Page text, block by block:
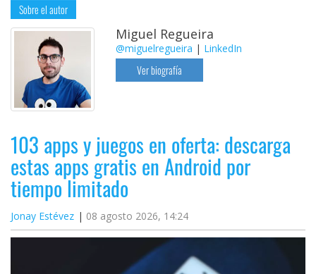
Sobre el autor
Miguel Regueira
@miguelregueira | LinkedIn
Ver biografía
103 apps y juegos en oferta: descarga
estas apps gratis en Android por
tiempo limitado
Jonay Estévez 08 agosto 2026, 14:24